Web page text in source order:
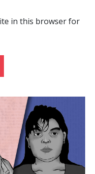
in this browser for